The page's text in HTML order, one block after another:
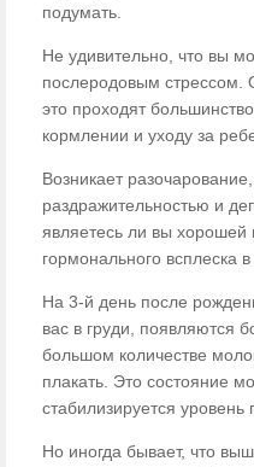
подумать.
Не удивительно, что вы
послеродовым стрессом.
это проходят
кормлении и уходу за
Возникает
раздражительностью и
являетесь ли вы хорошей
гормонального всплеска
На 3-й день после
вас в груди, появляются
большом количестве
плакать. Это состояние
стабилизируется
Но иногда бывает, что